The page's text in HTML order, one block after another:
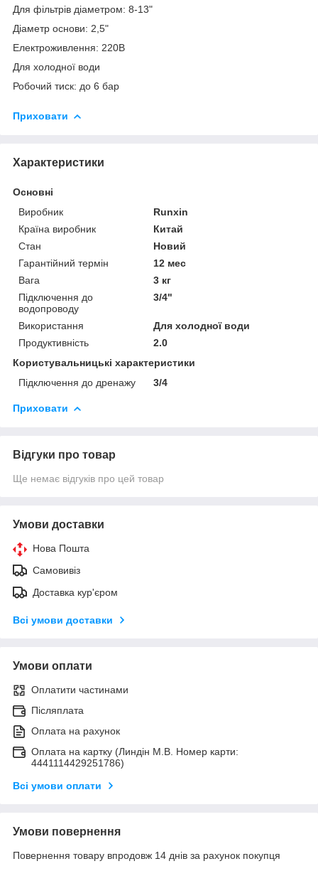
Для фільтрів діаметром: 8-13"
Діаметр основи: 2,5"
Електроживлення: 220В
Для холодної води
Робочий тиск: до 6 бар
Приховати
Характеристики
Основні
Виробник
Runxin
Країна виробник
Китай
Стан
Новий
Гарантійний термін
12 мес
Вага
3 кг
Підключення до
водопроводу
3/4"
Використання
Для холодної води
Продуктивність
2.0
Користувальницькі характеристики
Підключення до дренажу
3/4
Приховати
Відгуки про товар
Ще немає відгуків про цей товар
Умови доставки
Нова Пошта
Самовивіз
Доставка кур'єром
Всі умови доставки
Умови оплати
Оплатити частинами
Післяплата
Оплата на рахунок
Оплата на картку (Линдін М.В. Номер карти:
4441114429251786)
Всі умови оплати
Умови повернення
Повернення товару впродовж 14 днів за рахунок покупця